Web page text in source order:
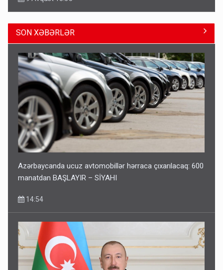
Bu şəxslərin müavinəti LƏĞV EDİLƏCƏK
11:46
SON XƏBƏRLƏR
Azərbaycanda ucuz avtomobillər hərraca çıxarılacaq: 600
manatdan BAŞLAYIR – SİYAHI
14:54